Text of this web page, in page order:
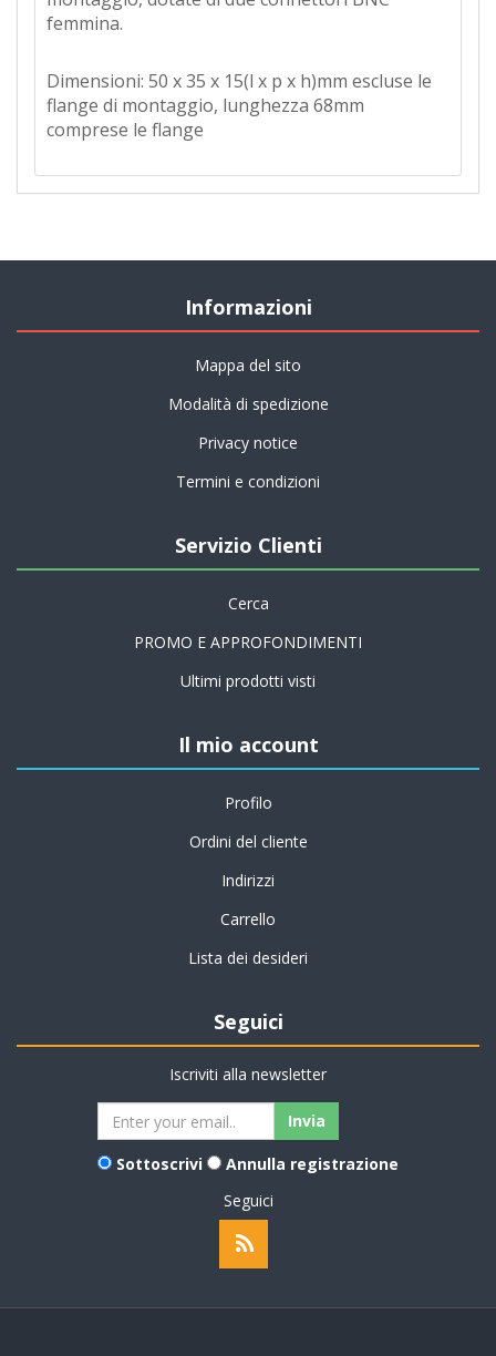
femmina.
Dimensioni: 50 x 35 x 15(l x p x h)mm escluse le
flange di montaggio, lunghezza 68mm
comprese le flange
Informazioni
Mappa del sito
Modalità di spedizione
Privacy notice
Termini e condizioni
Servizio Clienti
Cerca
PROMO E APPROFONDIMENTI
Ultimi prodotti visti
Il mio account
Profilo
Ordini del cliente
Indirizzi
Carrello
Lista dei desideri
Seguici
Iscriviti alla newsletter
Sottoscrivi
Annulla registrazione
Seguici